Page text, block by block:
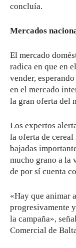
concluía.
Mercados
El mercado
radica en que en
vender,
en el mercado
la gran oferta del
Los expertos
la oferta de
bajadas
mucho grano a la
de por sí cuenta
«Hay que animar
progresivamente
la campaña»,
Comercial de